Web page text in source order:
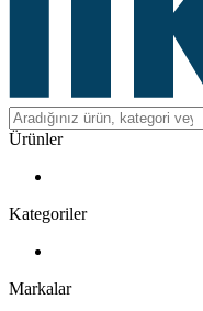
Ürünler
Kategoriler
Markalar